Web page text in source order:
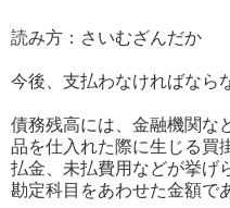
読み方：さいむざんだか
今後、支払わなければなら
債務残高には、金融機関な
品を仕入れた際に生じる買
払金、未払費用などが挙げ
勘定科目をあわせた金額で